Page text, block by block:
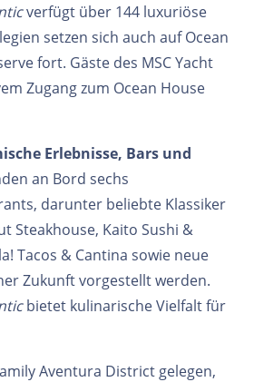
verfügt über 144 luxuriöse
setzen sich auch auf Ocean
fort. Gäste des MSC Yacht
Zugang zum Ocean House
Erlebnisse, Bars und
an Bord sechs
darunter beliebte Klassiker
Steakhouse, Kaito Sushi &
Tacos & Cantina sowie neue
Zukunft vorgestellt werden.
bietet kulinarische Vielfalt für
Aventura District gelegen,